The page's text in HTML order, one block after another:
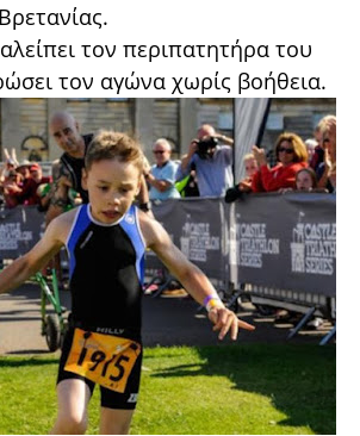
τον περιπατητήρα του
τον αγώνα χωρίς βοήθεια.